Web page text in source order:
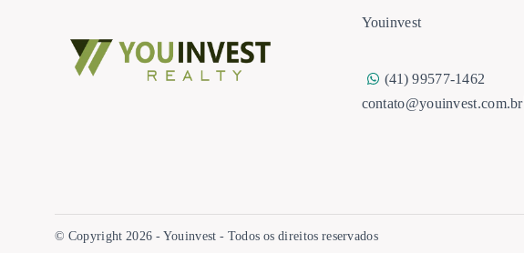
Youinvest
(41) 99577-1462
contato@youinvest.com.br
© Copyright 2026 - Youinvest - Todos os direitos reservados